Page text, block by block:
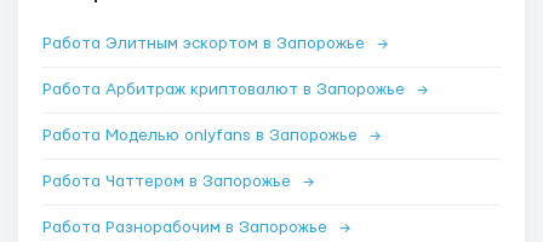
Работа Элитным эскортом в Запорожье →
Работа Арбитраж криптовалют в Запорожье →
Работа Моделью onlyfans в Запорожье →
Работа Чаттером в Запорожье →
Работа Разнорабочим в Запорожье →